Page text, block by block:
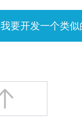
我要开发一个类似